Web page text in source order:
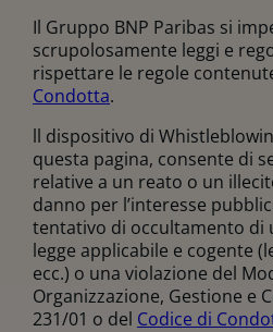
Il Gruppo BNP Paribas si
scrupolosamente leggi e
rispettare le regole
Condotta.
ll dispositivo di
questa pagina, consente di
relative a un reato o un
danno per l’interesse
tentativo di occultamento di
legge applicabile e cogente
ecc.) o una violazione del
Organizzazione, Gestione e
231/01 o del Codice di